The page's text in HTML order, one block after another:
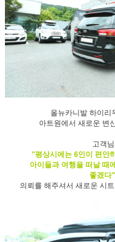
올뉴카니발 하이리
아트원에서 새로운 변
고객
"평상시에는 6인이 편안
아이들과 여행을 떠날 때
좋겠다"
의뢰를 해주셔서 새로운 시